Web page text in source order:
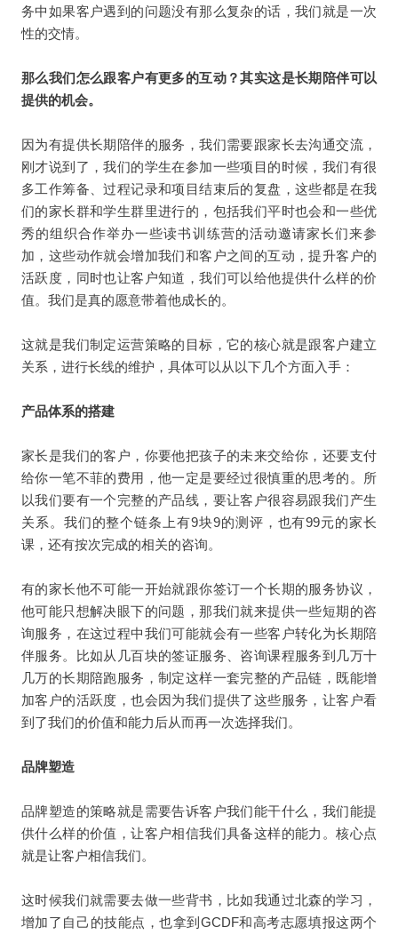
务中如果客户遇到的问题没有那么复杂的话，我们就是一次
性的交情。
那么我们怎么跟客户有更多的互动？其实这是长期陪伴可以
提供的机会。
因为有提供长期陪伴的服务，我们需要跟家长去沟通交流，
刚才说到了，我们的学生在参加一些项目的时候，我们有很
多工作筹备、过程记录和项目结束后的复盘，这些都是在我
们的家长群和学生群里进行的，包括我们平时也会和一些优
秀的组织合作举办一些读书训练营的活动邀请家长们来参
加，这些动作就会增加我们和客户之间的互动，提升客户的
活跃度，同时也让客户知道，我们可以给他提供什么样的价
值。我们是真的愿意带着他成长的。
这就是我们制定运营策略的目标，它的核心就是跟客户建立
关系，进行长线的维护，具体可以从以下几个方面入手：
产品体系的搭建
家长是我们的客户，你要他把孩子的未来交给你，还要支付
给你一笔不菲的费用，他一定是要经过很慎重的思考的。所
以我们要有一个完整的产品线，要让客户很容易跟我们产生
关系。我们的整个链条上有9块9的测评，也有99元的家长
课，还有按次完成的相关的咨询。
有的家长他不可能一开始就跟你签订一个长期的服务协议，
他可能只想解决眼下的问题，那我们就来提供一些短期的咨
询服务，在这过程中我们可能就会有一些客户转化为长期陪
伴服务。比如从几百块的签证服务、咨询课程服务到几万十
几万的长期陪跑服务，制定这样一套完整的产品链，既能增
加客户的活跃度，也会因为我们提供了这些服务，让客户看
到了我们的价值和能力后从而再一次选择我们。
品牌塑造
品牌塑造的策略就是需要告诉客户我们能干什么，我们能提
供什么样的价值，让客户相信我们具备这样的能力。核心点
就是让客户相信我们。
这时候我们就需要去做一些背书，比如我通过北森的学习，
增加了自己的技能点，也拿到GCDF和高考志愿填报这两个